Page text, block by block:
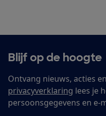
Blijf op de hoogte
Ontvang nieuws, acties
privacyverklaring lees je
persoonsgegevens en e-